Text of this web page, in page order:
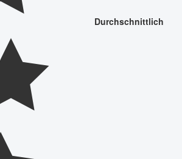
Durchschnittlich